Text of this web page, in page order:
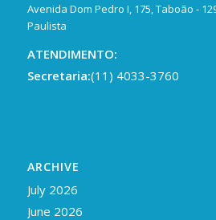
Avenida Dom Pedro I, 175, Taboão -
Paulista
ATENDIMENTO:
Secretaria:(11) 4033-3760
ARCHIVE
July 2026
June 2026